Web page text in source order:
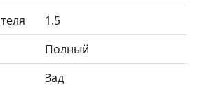
1.5
Полный
Зад